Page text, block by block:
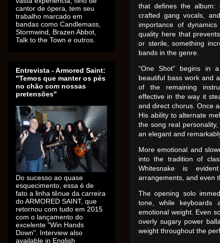
that defines the album:
crafted gang vocals,
importance of
quality here that
or sterile, something
bands in the genre.
“One Shot” begins in
beautiful bass work and
of the remaining
effective in the way it
and direct chorus. Once
His ability to alternate
the song real
an elegant and
More emotional and
into the tradition of
Whitesnake is
arrangements, and even
The opening solo
tone, while keyboards
emotional weight. Even
overly sugary power
weight throughout the
cantor de ópera, tem seu
trabalho marcado em
bandas como Candlemass,
Stormwind, Brazen Abbot,
Talk to the Town e outros.
Entrevista - Armored Saint:
"Temos que manter os pés
no chão com nossas
pretensões"
Do sucesso ao quase
esquecimento, essa é de
fato a linha tênue da carreira
do ARMORED SAINT, que
retornou com tudo em 2015
com o lançamento do
excelente "Win Hands
Down". Interview also
available in English